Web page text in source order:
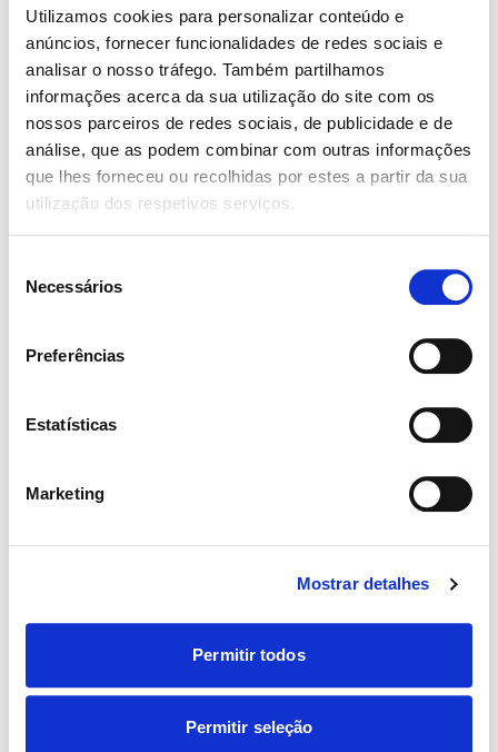
Utilizamos cookies para personalizar conteúdo e
anúncios, fornecer funcionalidades de redes sociais e
analisar o nosso tráfego. Também partilhamos
informações acerca da sua utilização do site com os
nossos parceiros de redes sociais, de publicidade e de
análise, que as podem combinar com outras informações
que lhes forneceu ou recolhidas por estes a partir da sua
utilização dos respetivos serviços.
Necessários
Preferências
Estatísticas
Marketing
Mostrar detalhes
Permitir todos
Permitir seleção
recibo de retorno da carta ao tribunal: «Colocamos
na mochila e partimos para Macerata. E fazemos a
peregrinação com esse “pedido”». A reposta do
tribunal chega poucos meses depois: «Entrevista
marcada para segunda-feira, 11 de dezembro, logo
depois da
festa de Nossa Senhora de Loreto
».
Passam os meses. Adriano e Mariella se inscrevem
adoção, que também vai parar na mochila, e o
pensavam: «É de praxe...». Em vez disso, no começo
de agosto são chamados: «Lá estava Riccardo, 7
bastante a Loreto, para agradecer a Nossa Senhora.
perto». Riccardo, com quatro anos, diz que queria
um irmãozinho.«Peça para Nossa Senhora»,
dizem os pais. «Onde é que está o meu irmão?»,
pergunta o pequeno, que rezou na Santa Casa,
assim que saiu da basílica. «Você precisa ter